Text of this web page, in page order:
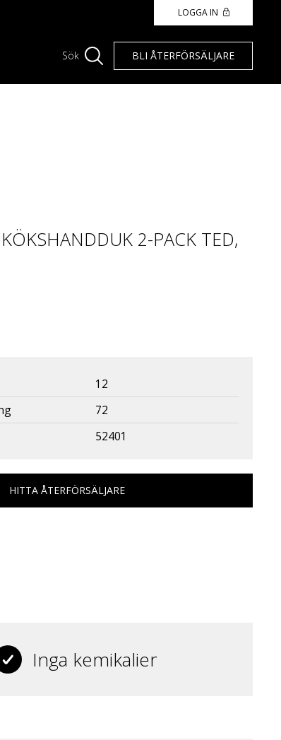
LOGGA IN
Sök BLI ÅTERFÖRSÄLJARE
2-PACK TED,
12
72
52401
HITTA ÅTERFÖRSÄLJARE
Inga kemikalier